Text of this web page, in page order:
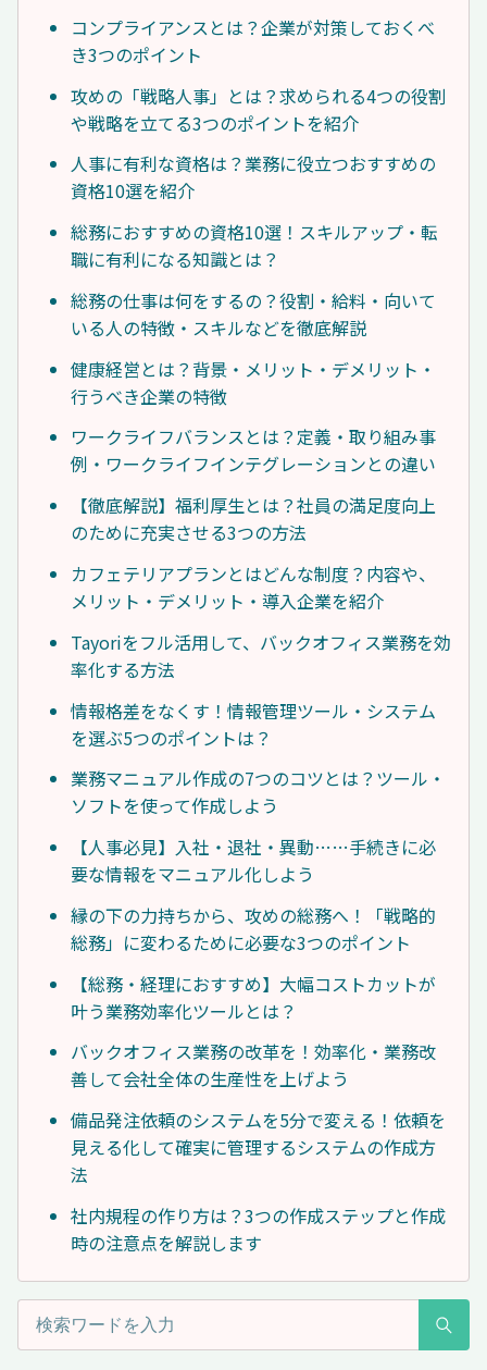
コンプライアンスとは？企業が対策しておくべ
き3つのポイント
攻めの「戦略人事」とは？求められる4つの役割
や戦略を立てる3つのポイントを紹介
人事に有利な資格は？業務に役立つおすすめの
資格10選を紹介
総務におすすめの資格10選！スキルアップ・転
職に有利になる知識とは？
総務の仕事は何をするの？役割・給料・向いて
いる人の特徴・スキルなどを徹底解説
健康経営とは？背景・メリット・デメリット・
行うべき企業の特徴
ワークライフバランスとは？定義・取り組み事
例・ワークライフインテグレーションとの違い
【徹底解説】福利厚生とは？社員の満足度向上
のために充実させる3つの方法
カフェテリアプランとはどんな制度？内容や、
メリット・デメリット・導入企業を紹介
Tayoriをフル活用して、バックオフィス業務を効
率化する方法
情報格差をなくす！情報管理ツール・システム
を選ぶ5つのポイントは？
業務マニュアル作成の7つのコツとは？ツール・
ソフトを使って作成しよう
【人事必見】入社・退社・異動……手続きに必
要な情報をマニュアル化しよう
縁の下の力持ちから、攻めの総務へ！「戦略的
総務」に変わるために必要な3つのポイント
【総務・経理におすすめ】大幅コストカットが
叶う業務効率化ツールとは？
バックオフィス業務の改革を！効率化・業務改
善して会社全体の生産性を上げよう
備品発注依頼のシステムを5分で変える！依頼を
見える化して確実に管理するシステムの作成方
法
社内規程の作り方は？3つの作成ステップと作成
時の注意点を解説します